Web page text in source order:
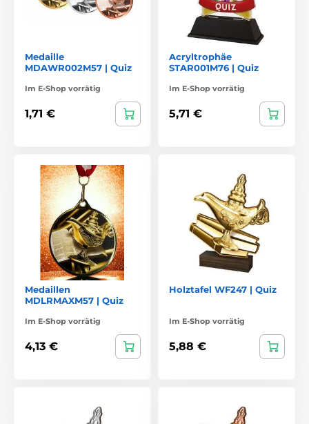
Medaille
MDAWR002M57 | Quiz
Im E-Shop vorrätig
1,71 €
Acryltrophäe
STAR001M76 | Quiz
Im E-Shop vorrätig
5,71 €
Medaillen
MDLRMAXM57 | Quiz
Im E-Shop vorrätig
4,13 €
Holztafel WF247 | Quiz
Im E-Shop vorrätig
5,88 €